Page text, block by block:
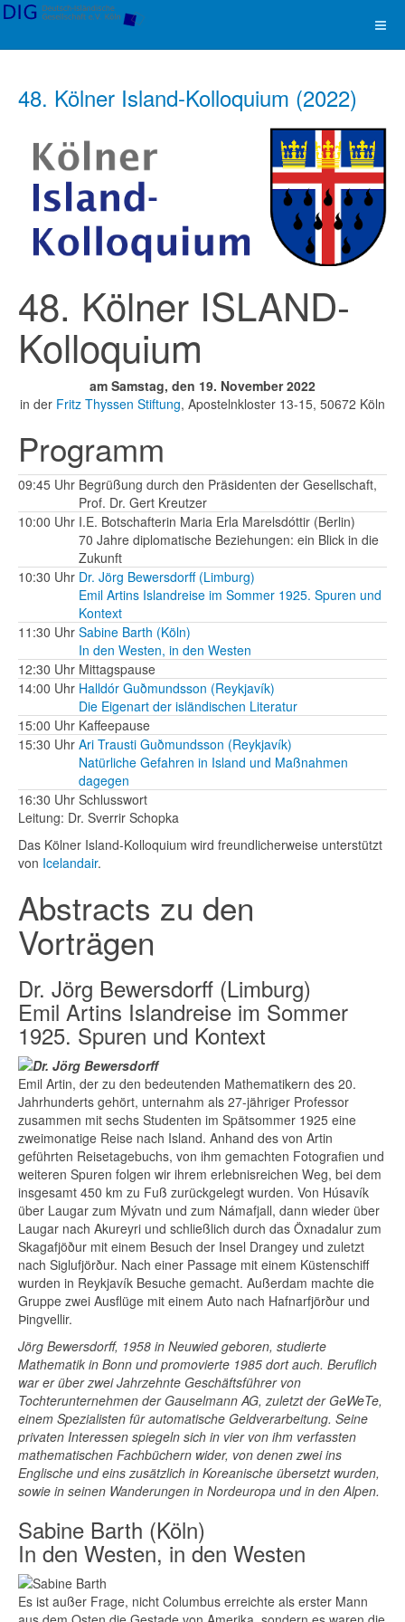
48. Kölner Island-Kolloquium (2022)
48. Kölner ISLAND-
Kolloquium
am Samstag, den 19. November 2022
in der Fritz Thyssen Stiftung, Apostelnkloster 13-15, 50672 Köln
Programm
09:45 Uhr Begrüßung durch den Präsidenten der Gesellschaft,
Prof. Dr. Gert Kreutzer
10:00 Uhr I.E. Botschafterin Maria Erla Marelsdóttir (Berlin)
70 Jahre diplomatische Beziehungen: ein Blick in die
Zukunft
10:30 Uhr Dr. Jörg Bewersdorff (Limburg)
Emil Artins Islandreise im Sommer 1925. Spuren und
Kontext
11:30 Uhr Sabine Barth (Köln)
In den Westen, in den Westen
12:30 Uhr Mittagspause
14:00 Uhr Halldór Guðmundsson (Reykjavík)
Die Eigenart der isländischen Literatur
15:00 Uhr Kaffeepause
15:30 Uhr Ari Trausti Guðmundsson (Reykjavík)
Natürliche Gefahren in Island und Maßnahmen
dagegen
16:30 Uhr Schlusswort
Leitung: Dr. Sverrir Schopka
Das Kölner Island-Kolloquium wird freundlicherweise unterstützt
von Icelandair.
Abstracts zu den
Vorträgen
Dr. Jörg Bewersdorff (Limburg)
Emil Artins Islandreise im Sommer
1925. Spuren und Kontext
Emil Artin, der zu den bedeutenden Mathematikern des 20.
Jahrhunderts gehört, unternahm als 27-jähriger Professor
zusammen mit sechs Studenten im Spätsommer 1925 eine
zweimonatige Reise nach Island. Anhand des von Artin
geführten Reisetagebuchs, von ihm gemachten Fotografien und
weiteren Spuren folgen wir ihrem erlebnisreichen Weg, bei dem
insgesamt 450 km zu Fuß zurückgelegt wurden. Von Húsavík
über Laugar zum Mývatn und zum Námafjall, dann wieder über
Laugar nach Akureyri und schließlich durch das Öxnadalur zum
Skagafjöður mit einem Besuch der Insel Drangey und zuletzt
nach Siglufjörður. Nach einer Passage mit einem Küstenschiff
wurden in Reykjavík Besuche gemacht. Außerdam machte die
Gruppe zwei Ausflüge mit einem Auto nach Hafnarfjörður und
Þingvellir.
Jörg Bewersdorff, 1958 in Neuwied geboren, studierte
Mathematik in Bonn und promovierte 1985 dort auch. Beruflich
war er über zwei Jahrzehnte Geschäftsführer von
Tochterunternehmen der Gauselmann AG, zuletzt der GeWeTe,
einem Spezialisten für automatische Geldverarbeitung. Seine
privaten Interessen spiegeln sich in vier von ihm verfassten
mathematischen Fachbüchern wider, von denen zwei ins
Englische und eins zusätzlich in Koreanische übersetzt wurden,
sowie in seinen Wanderungen in Nordeuropa und in den Alpen.
Sabine Barth (Köln)
In den Westen, in den Westen
Es ist außer Frage, nicht Columbus erreichte als erster Mann